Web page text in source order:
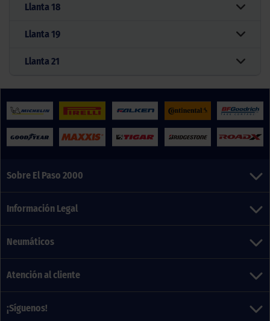
Llanta18
Llanta19
Llanta21
Sobre El Paso 2000
Información Legal
Neumáticos
Atención al cliente
¡Síguenos!